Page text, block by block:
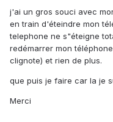
j'ai un gros souci avec
en train d'éteindre mon
telephone ne s"éteigne
redémarrer mon
clignote) et rien de plus.
que puis je faire car la je
Merci